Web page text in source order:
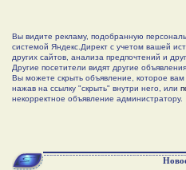
Вы видите рекламу, подобранную
системой Яндекс.Директ с учетом вашей
других сайтов, анализа предпочтений и
Другие посетители видят другие объявления.
Вы можете скрыть объявление, которое вам
нажав на ссылку "скрыть" внутри него, или
некорректное объявление администратору.